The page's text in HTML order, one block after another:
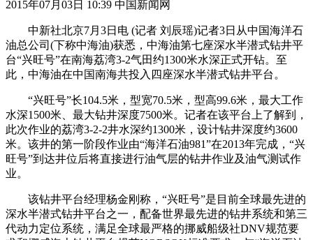
2015年07月03日 10:39 中国新闻网
中新社北京7月3日电 (记者 刘辰瑶)记者3日从中国海洋石
油总公司(下称中海油)获悉，中海油第七座深水半潜式钻井平
台“兴旺号”在南海荔湾3-2气田约1300米水深正式开钻。至
此，中海油在中国南海共投入四座深水半潜式钻井平台。
“兴旺号”长104.5米，型宽70.5米，型高99.6米，最大工作
水深1500米、最大钻井深度7500米。记者在该平台上了解到，
此次作业的荔湾3-2-2井水深约1300米，设计钻井深度约3600
米。该井的第一阶段作业由“海洋石油981”在2013年完成，“兴
旺号”到达井位后将直接进行油气层的钻井作业及油气测试作
业。
该钻井平台经理杨金刚称，“兴旺号”是目前全球最先进的
深水半潜式钻井平台之一，配备世界最先进的钻井系统和第三
代动力定位系统，满足全球最严格的挪威船级社DNV规范要